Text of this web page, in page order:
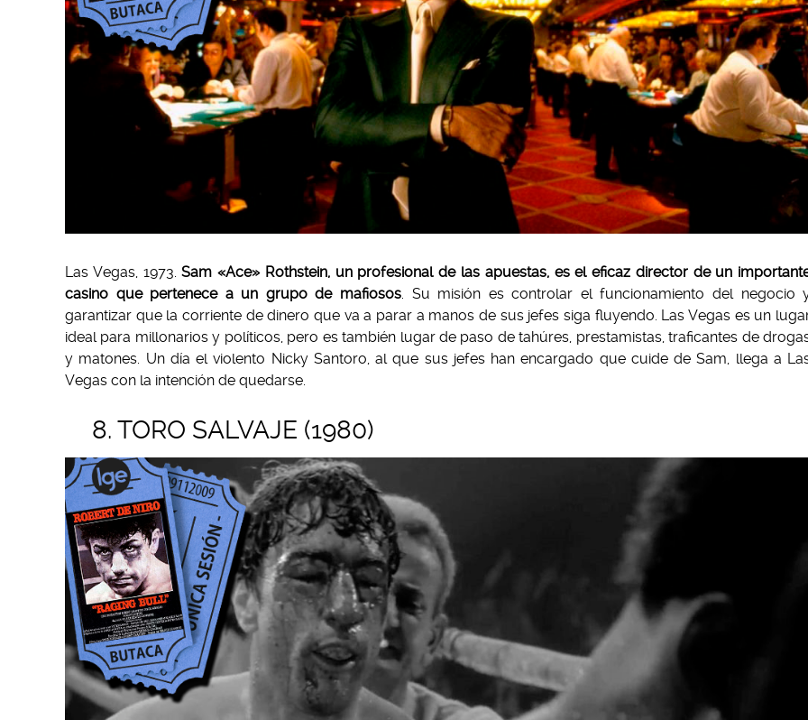
Las Vegas, 1973.Sam «Ace» Rothstein, un profesional de las apuestas, es el eficaz director de un
casino que pertenece a un grupo de mafiosos. Su misión es controlar el funcionamiento del negocio
garantizar que la corriente de dinero que va a parar a manos de sus jefes siga fluyendo. Las Vegas es un
ideal para millonarios y políticos, pero es también lugar de paso de tahúres, prestamistas, traficantes de
y matones. Un día el violento Nicky Santoro, al que sus jefes han encargado que cuide de Sam, llega a
Vegas con la intención de quedarse.
8. TORO SALVAJE (1980)